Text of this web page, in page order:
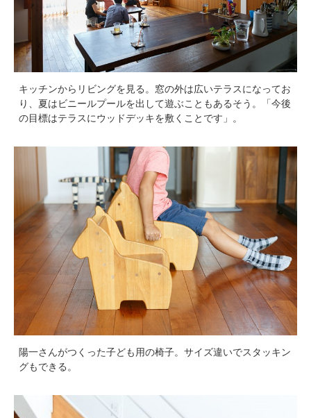
キッチンからリビングを見る。窓の外は広いテラスになってお
り、夏はビニールプールを出して遊ぶこともあるそう。「今後
の目標はテラスにウッドデッキを敷くことです」。
陽一さんがつくった子ども用の椅子。サイズ違いでスタッキン
グもできる。